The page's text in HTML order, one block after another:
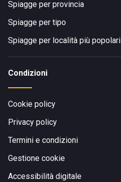
Spiagge per provincia
Spiagge per tipo
Spiagge per località più popolari
Condizioni
Cookie policy
Privacy policy
Termini e condizioni
Gestione cookie
Accessibilità digitale